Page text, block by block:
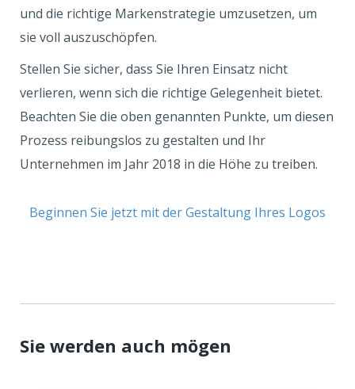
und die richtige Markenstrategie umzusetzen, um
sie voll auszuschöpfen.
Stellen Sie sicher, dass Sie Ihren Einsatz nicht
verlieren, wenn sich die richtige Gelegenheit bietet.
Beachten Sie die oben genannten Punkte, um diesen
Prozess reibungslos zu gestalten und Ihr
Unternehmen im Jahr 2018 in die Höhe zu treiben.
Beginnen Sie jetzt mit der Gestaltung Ihres Logos
Sie werden auch mögen